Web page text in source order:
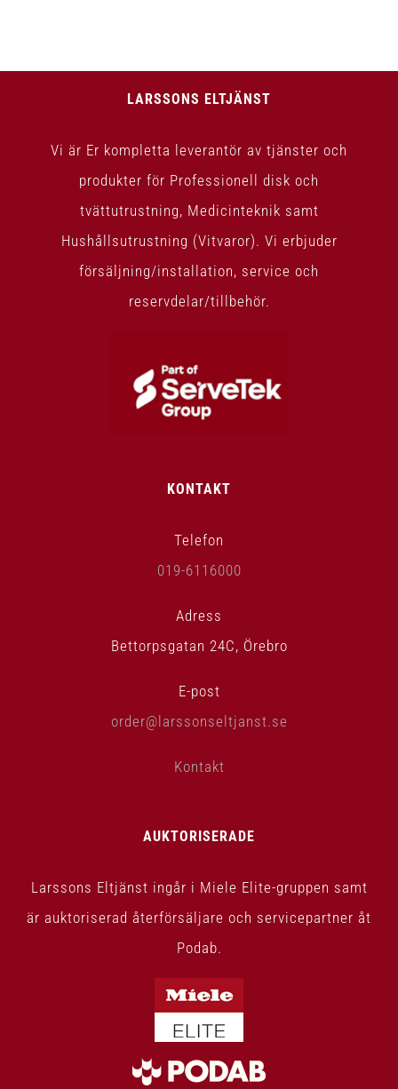
LARSSONS ELTJÄNST
Vi är Er kompletta leverantör av tjänster och
produkter för Professionell disk och
tvättutrustning, Medicinteknik samt
Hushållsutrustning (Vitvaror). Vi erbjuder
försäljning/installation, service och
reservdelar/tillbehör.
KONTAKT
Telefon
019-6116000
Adress
Bettorpsgatan 24C, Örebro
E-post
order@larssonseltjanst.se
Kontakt
AUKTORISERADE
Larssons Eltjänst ingår i Miele Elite-gruppen samt
är auktoriserad återförsäljare och servicepartner åt
Podab.